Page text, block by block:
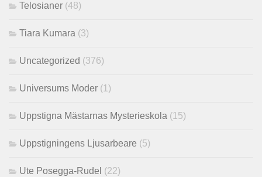
Telosianer (48)
Tiara Kumara (3)
Uncategorized (376)
Universums Moder (1)
Uppstigna Mästarnas Mysterieskola (15)
Uppstigningens Ljusarbeare (5)
Ute Posegga-Rudel (22)